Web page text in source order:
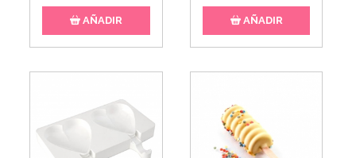
AÑADIR AÑADIR